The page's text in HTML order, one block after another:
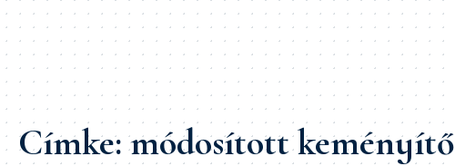
Címke:módosított keményítő